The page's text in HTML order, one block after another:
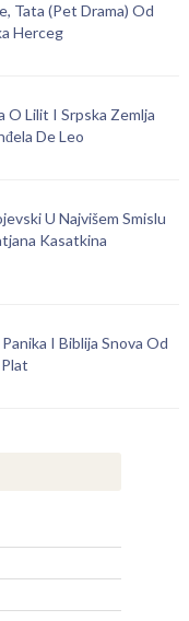
Tata (Pet Drama) Od
Herceg
O Lilit I Srpska Zemlja
De Leo
U Najvišem Smislu
Kasatkina
I Biblija Snova Od